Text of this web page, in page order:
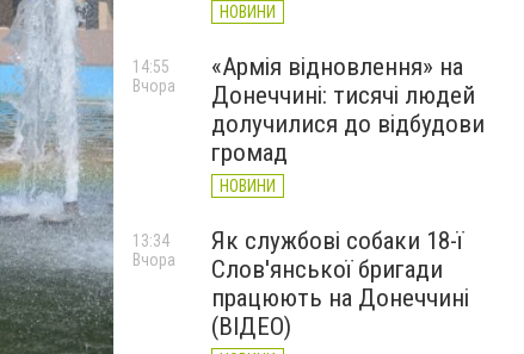
НОВИНИ
«Армія відновлення» на
Донеччині: тисячі людей
долучилися до відбудови
громад
НОВИНИ
14:55
Вчора
Як службові собаки 18-ї
Слов'янської бригади
працюють на Донеччині
(ВІДЕО)
13:34
Вчора